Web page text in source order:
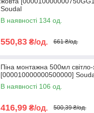
Soudal
В наявності 134 од.
550,83 ₴/од. 661 ₴/од.
Піна монтажна 500мл
[000010000000500000]
В наявності 106 од.
416,99 ₴/од. 500,39 ₴/од.